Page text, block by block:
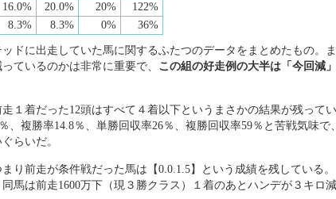
16.0% 20.0% 20%
122%
8.3% 8.3% 0% 36%
ドに出走していた馬に関するふたつのデータをまとめたもの。ま
ているのかは非常に重要で、 この組の好走例の大半は「今回減」
１着だった12頭はすべて４着以下というまさかの結果が残ってい
、複勝率14.8％、単勝回収率26％、複勝回収率59％と苦戦気味で、
らいだ。
り前走が条件戦だった馬は【0.0.1.5】という成績を残している。
馬は前走1600万下（現３勝クラス）１着のあとハンデが３キロ減